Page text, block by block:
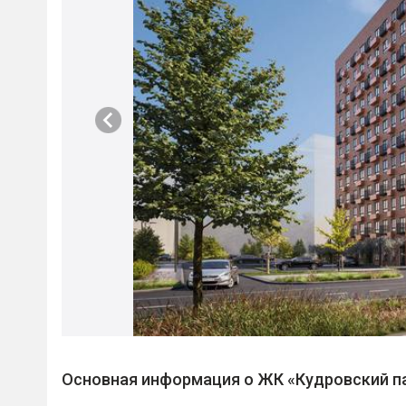
Основная информация о ЖК «Кудровский